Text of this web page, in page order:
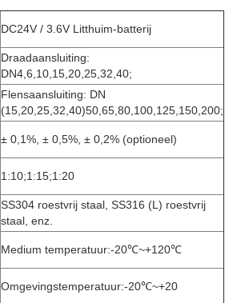
DC24V / 3.6V Litthuim-batterij
Draadaansluiting:
DN4,6,10,15,20,25,32,40;
Flensaansluiting: DN
(15,20,25,32,40)50,65,80,100,125,150,200;
± 0,1%, ± 0,5%, ± 0,2% (optioneel)
1:10;1:15;1:20
SS304 roestvrij staal, SS316 (L) roestvrij
staal, enz.
Medium temperatuur:-20℃~+120℃
Omgevingstemperatuur:-20℃~+20